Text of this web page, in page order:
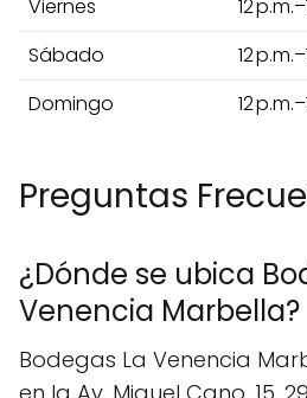
Viernes
12
Sábado
12
Domingo
12
Preguntas
¿Dónde se ubica
Venencia Marbella?
Bodegas La Venencia